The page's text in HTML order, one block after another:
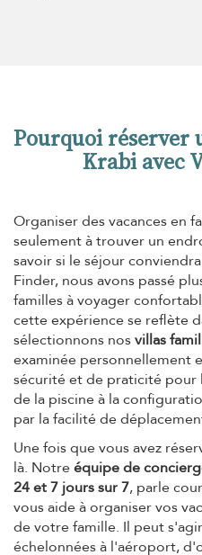
Pourquoi réserver
Krabi avec
Organiser des vacances en
seulement à trouver un
savoir si le séjour
Finder, nous avons passé
familles à voyager
cette expérience se reflète
sélectionnons nosvillas
examinée personnellement
sécurité et de praticité pour
de la piscine à la
par la facilité de
Une fois que vous avez
là. Notreéquipe de
24 et 7 jours sur 7, parle
vous aide à organiser vos
de votre famille. Il peut
échelonnées à l'aéroport,